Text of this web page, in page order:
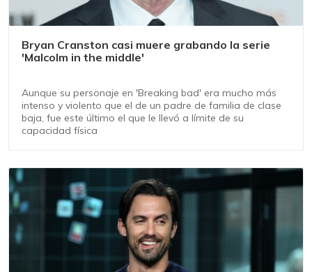
Bryan Cranston casi muere grabando la serie
'Malcolm in the middle'
Aunque su personaje en 'Breaking bad' era mucho más
intenso y violento que el de un padre de familia de clase
baja, fue este último el que le llevó a límite de su
capacidad física